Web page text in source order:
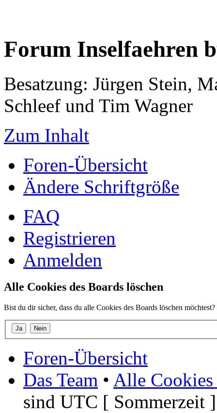
Forum Inselfaehren
Besatzung: Jürgen Stein,
Schleef und Tim Wagner
Zum Inhalt
Foren-Übersicht
Ändere Schriftgröße
FAQ
Registrieren
Anmelden
Alle Cookies des Boards löschen
Bist du dir sicher, dass du alle Cookies des Boards löschen möchtest?
Foren-Übersicht
Das Team • Alle Cookies
sind UTC [ Sommerzeit ]